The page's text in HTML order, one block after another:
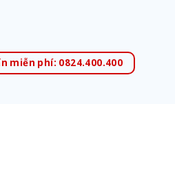
miễn phí: 0824.400.400